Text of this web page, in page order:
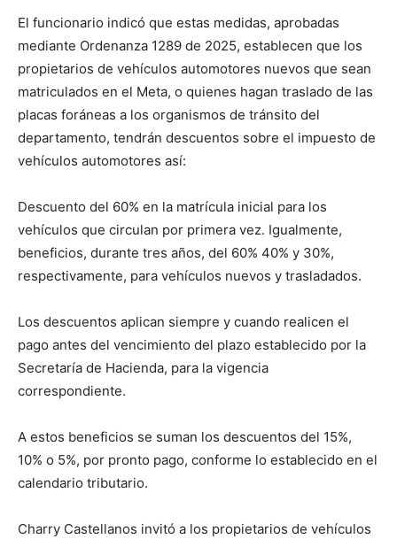
El funcionario indicó que estas medidas, aprobadas
mediante Ordenanza 1289 de 2025, establecen que los
propietarios de vehículos automotores nuevos que sean
matriculados en el Meta, o quienes hagan traslado de las
placas foráneas a los organismos de tránsito del
departamento, tendrán descuentos sobre el impuesto de
vehículos automotores así:
Descuento del 60% en la matrícula inicial para los
vehículos que circulan por primera vez. Igualmente,
beneficios, durante tres años, del 60% 40% y 30%,
respectivamente, para vehículos nuevos y trasladados.
Los descuentos aplican siempre y cuando realicen el
pago antes del vencimiento del plazo establecido por la
Secretaría de Hacienda, para la vigencia
correspondiente.
A estos beneficios se suman los descuentos del 15%,
10% o 5%, por pronto pago, conforme lo establecido en el
calendario tributario.
Charry Castellanos invitó a los propietarios de vehículos